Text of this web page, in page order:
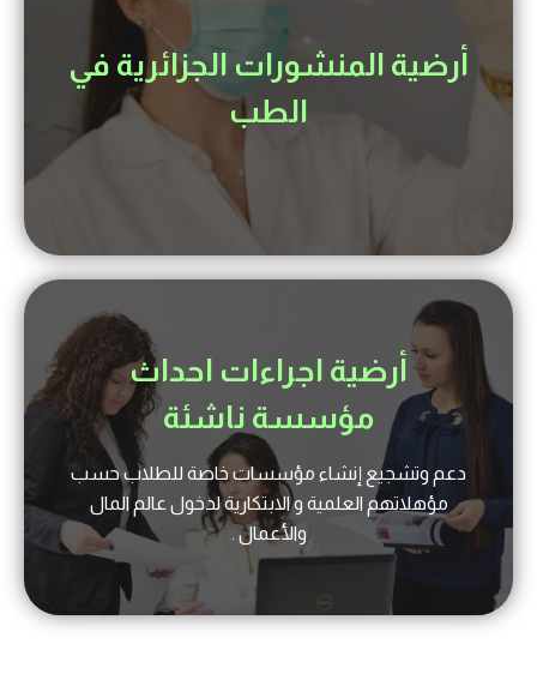
أرضية المنشورات الجزائرية في
الطب
أرضية اجراءات احداث
مؤسسة ناشئة
دعم وتشجيع إنشاء مؤسسات خاصة للطلاب حسب
مؤهلاتهم العلمية و الابتكارية لدخول عالم المال
والأعمال .